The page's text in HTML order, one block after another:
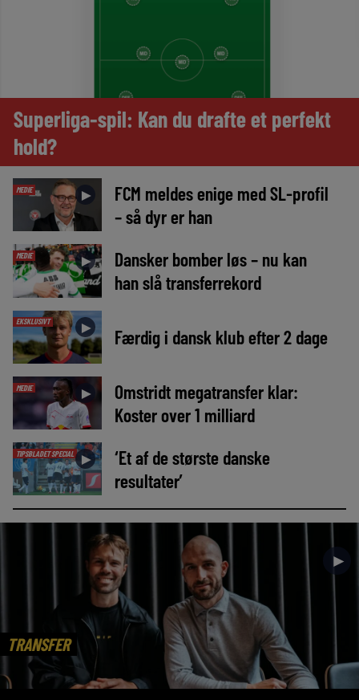
Superliga-spil: Kan du drafte et perfekt
hold?
MEDIE ►
FCM meldes enige med SL-profil
– så dyr er han
MEDIE ►
Dansker bomber løs – nu kan
han slå transferrekord
EKSKLUSIVT ► Færdig i dansk klub efter 2 dage
MEDIE ►
Omstridt megatransfer klar:
Koster over 1 milliard
TIPSBLADET SPECIAL ►
‘Et af de største danske
resultater’
TRANSFER
►